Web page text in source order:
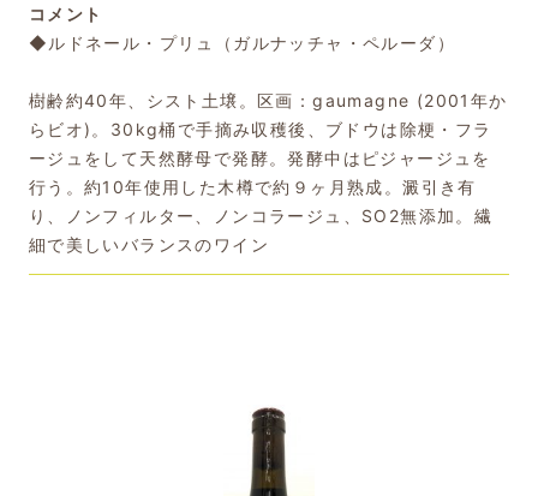
コメント
◆ルドネール・プリュ（ガルナッチャ・ペルーダ）
樹齢約40年、シスト土壌。区画：gaumagne (2001年か
らビオ)。30kg桶で手摘み収穫後、ブドウは除梗・フラ
ージュをして天然酵母で発酵。発酵中はピジャージュを
行う。約10年使用した木樽で約９ヶ月熟成。澱引き有
り、ノンフィルター、ノンコラージュ、SO2無添加。繊
細で美しいバランスのワイン